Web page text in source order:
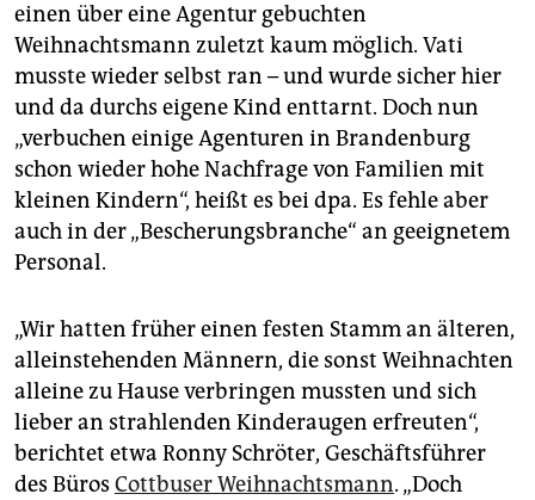
einen über eine Agentur gebuchten
Weihnachtsmann zuletzt kaum möglich. Vati
musste wieder selbst ran – und wurde sicher hier
und da durchs eigene Kind enttarnt. Doch nun
„verbuchen einige Agenturen in Brandenburg
schon wieder hohe Nachfrage von Familien mit
kleinen Kindern“, heißt es bei dpa. Es fehle aber
auch in der „Bescherungsbranche“ an geeignetem
Personal.
„Wir hatten früher einen festen Stamm an älteren,
alleinstehenden Männern, die sonst Weihnachten
alleine zu Hause verbringen mussten und sich
lieber an strahlenden Kinderaugen erfreuten“,
berichtet etwa Ronny Schröter, Geschäftsführer
des Büros Cottbuser Weihnachtsmann. „Doch